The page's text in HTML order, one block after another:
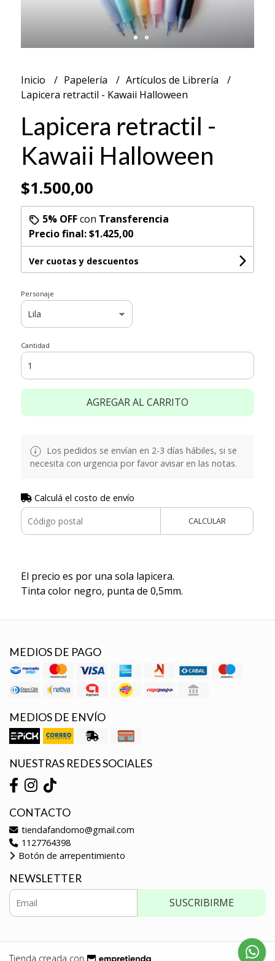
Inicio Papelería
Artículos de Librería
Lapicera retractil - Kawaii Halloween
Lapicera retractil -
Kawaii Halloween
$1.500,00
5% OFFcon Transferencia
Precio final:$1.425,00
Ver cuotas y descuentos
Personaje
Cantidad
AGREGAR AL CARRITO
Los pedidos se envían en 2-3 días hábiles, si se
necesita con urgencia por favor avisar en las notas.
Calculá el costo de envío
CALCULAR
El precio es por una sola lapicera.
Tinta color negro, punta de 0,5mm.
MEDIOS DE PAGO
MEDIOS DE ENVÍO
NUESTRAS REDES SOCIALES
CONTACTO
tiendafandomo@gmail.com
1127764398
Botón de arrepentimiento
NEWSLETTER
SUSCRIBIRME
Tienda creada con